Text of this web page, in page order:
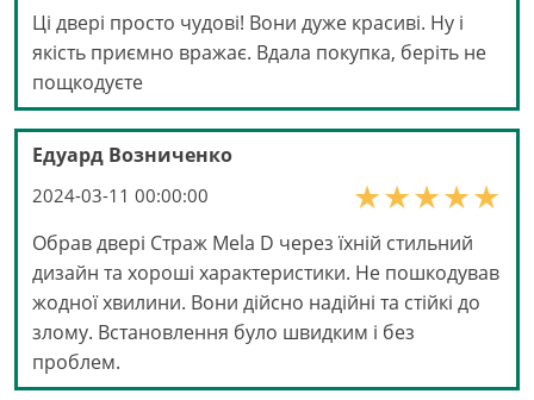
Ці двері просто чудові! Вони дуже красиві. Ну і
якість приємно вражає. Вдала покупка, беріть не
пощкодуєте
Едуард Возниченко
2024-03-11 00:00:00
Обрав двері Страж Mela D через їхній стильний
дизайн та хороші характеристики. Не пошкодував
жодної хвилини. Вони дійсно надійні та стійкі до
злому. Встановлення було швидким і без
проблем.